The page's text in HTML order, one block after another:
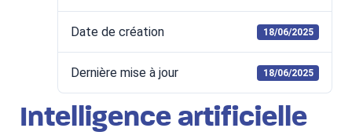
Date de création 18/06/2025
Dernière mise à jour 18/06/2025
Intelligence artificielle